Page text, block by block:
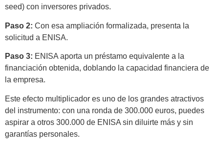
seed) con inversores privados.
Paso 2: Con esa ampliación formalizada, presenta la
solicitud a ENISA.
Paso 3: ENISA aporta un préstamo equivalente a la
financiación obtenida, doblando la capacidad financiera de
la empresa.
Este efecto multiplicador es uno de los grandes atractivos
del instrumento: con una ronda de 300.000 euros, puedes
aspirar a otros 300.000 de ENISA sin diluirte más y sin
garantías personales.